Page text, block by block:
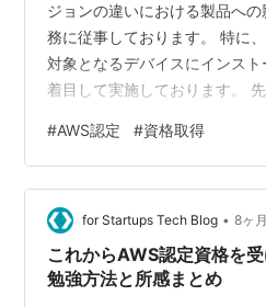
ジョンの違いにおける製品へ
務に従事しております。 特に
対象となるデバイスにインス
着目して実施しております。
AWS 認定に合格しました。試
ウドネットワーク全般を理解
こと とし、結果として一年半
した。 本記事は、一般的な合
の際にいくつか…
#AWS認定 #資格取得
for Startups Tech Blog • 8ヶ
これからAWS認定資格を
勉強方法と所感まとめ